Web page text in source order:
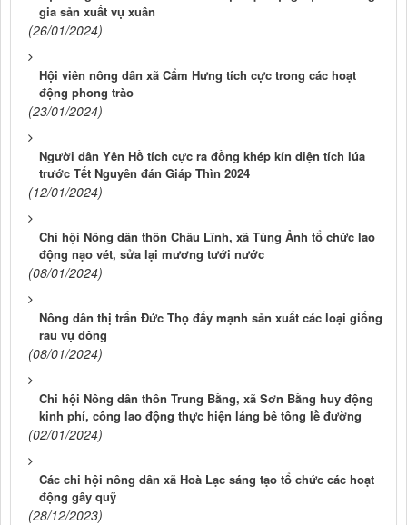
gia sản xuất vụ xuân
(26/01/2024)
Hội viên nông dân xã Cẩm Hưng tích cực trong các hoạt
động phong trào
(23/01/2024)
Người dân Yên Hồ tích cực ra đồng khép kín diện tích lúa
trước Tết Nguyên đán Giáp Thìn 2024
(12/01/2024)
Chi hội Nông dân thôn Châu Lĩnh, xã Tùng Ảnh tổ chức lao
động nạo vét, sửa lại mương tưới nước
(08/01/2024)
Nông dân thị trấn Đức Thọ đẩy mạnh sản xuất các loại giống
rau vụ đông
(08/01/2024)
Chi hội Nông dân thôn Trung Bằng, xã Sơn Bằng huy động
kinh phí, công lao động thực hiện láng bê tông lề đường
(02/01/2024)
Các chi hội nông dân xã Hoà Lạc sáng tạo tổ chức các hoạt
động gây quỹ
(28/12/2023)